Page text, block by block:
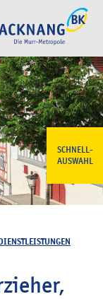
SCHNELL-
AUSWAHL